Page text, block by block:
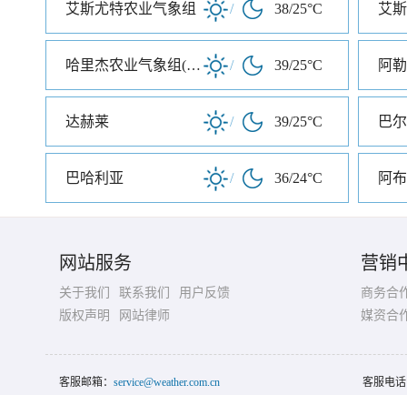
艾斯尤特农业气象组 / 38/25°C 艾
哈里杰农业气象组(哈里杰农业气象站) / 39/25°C 阿
达赫莱 / 39/25°C 巴
巴哈利亚 / 36/24°C 阿
网站服务
关于我们 联系我们
用户反馈
版权声明
网站律师
营销
商务合
媒资合
客服邮箱： service@weather.com.cn 客服电